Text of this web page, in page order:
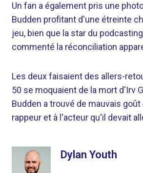
Un fan a également pris une
Budden profitant d'une étreinte
jeu, bien que la star du
commenté la réconciliation
Les deux faisaient des allers-
50 se moquaient de la mort d'Irv
Budden a trouvé de mauvais goût
rappeur et à l'acteur qu'il devait
Dylan Youth